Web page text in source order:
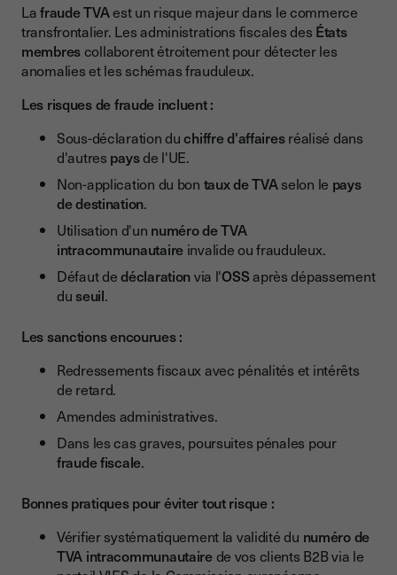
Lafraude TVAest un risque majeur dans le commerce
transfrontalier. Les administrations fiscales des États
membrescollaborent étroitement pour détecter les
anomalies et les schémas frauduleux.
Les risques de fraude incluent :
Sous-déclaration duchiffre d'affairesréalisé dans
d'autres paysde l'UE.
Non-application du bon taux de TVAselon le pays
de destination.
Utilisation d'un numéro de TVA
intracommunautaireinvalide ou frauduleux.
Défaut dedéclarationvia l'OSSaprès dépassement
duseuil.
Les sanctions encourues :
Redressements fiscaux avec pénalités et intérêts
de retard.
Amendes administratives.
Dans les cas graves, poursuites pénales pour
fraude fiscale.
Bonnes pratiques pour éviter tout risque :
Vérifier systématiquement la validité du numéro de
TVA intracommunautairede vos clients B2B via le